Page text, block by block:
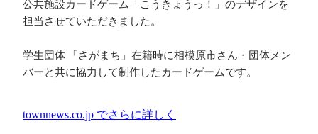
公共施設カードゲーム「こうきょうっ！」のデザインを
担当させていただきました。
学生団体 「さがまち」在籍時に相模原市さん・団体メン
バーと共に協力して制作したカードゲームです。
townnews.co.jp でさらに詳しく